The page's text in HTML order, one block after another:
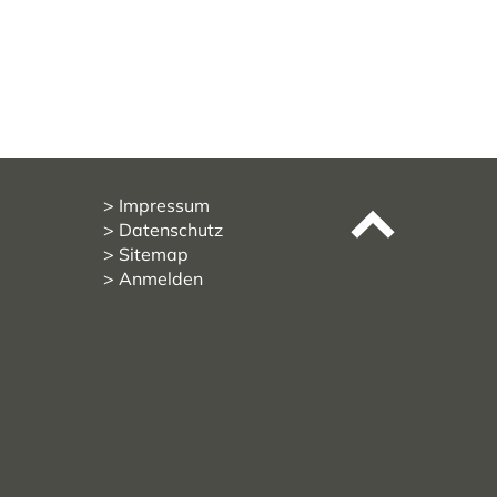
Impressum
Datenschutz
Sitemap
Anmelden